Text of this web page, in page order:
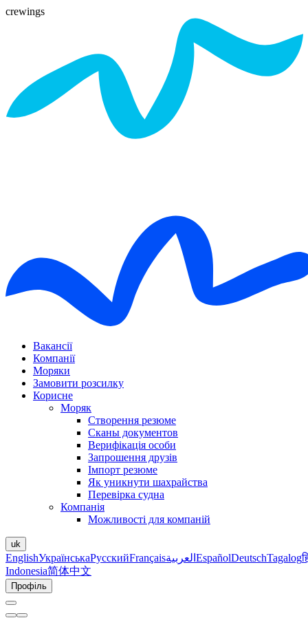
crewings
Вакансії
Компанії
Моряки
Замовити розсилку
Корисне
Моряк
Створення резюме
Сканы документов
Верифікація особи
Запрошення друзів
Імпорт резюме
Як уникнути шахрайства
Перевірка судна
Компанія
Можливості для компаній
uk
EnglishУкраїнськаРусскийFrançaisالعربية EspañolDeutschTagalog
Indonesia简体中文
Профіль